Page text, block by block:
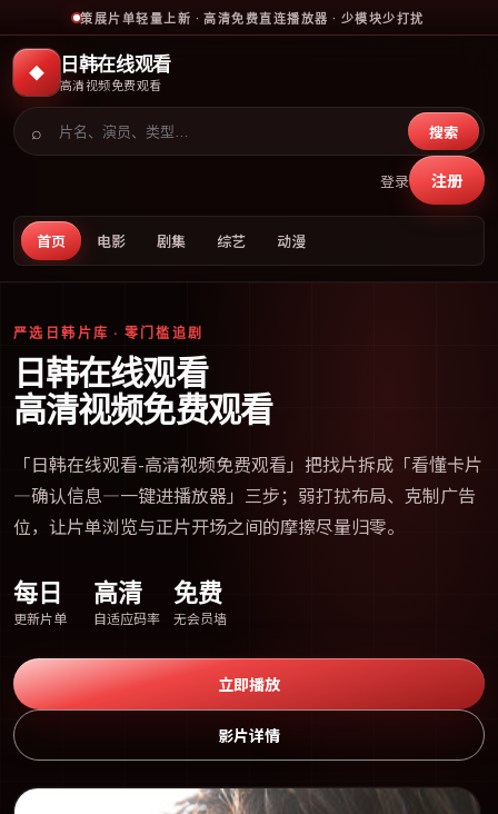
策展片单轻量上新 · 高清免费直连播放器 · 少模块少打扰
◆ 日韩在线观看
高清视频免费观看
首页 电影 剧集 综艺 动漫
⌕ 搜索
登录 注册
严选日韩片库 · 零门槛追剧
日韩在线观看
高清视频免费观看
「日韩在线观看-高清视频免费观看 」把找片拆成「看懂卡片
—确认信息—一键进播放器」三步；弱打扰布局、克制广告
位，让片单浏览与正片开场之间的摩擦尽量归零。
每日
更新片单
高清
自适应码率
免费
无会员墙
立即播放
影片详情